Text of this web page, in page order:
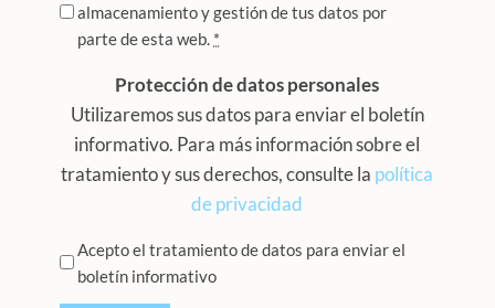
*
almacenamiento y gestión de tus datos por
parte de esta web. *
Protección de datos personales
Utilizaremos sus datos para enviar el boletín
informativo. Para más información sobre el
tratamiento y sus derechos, consulte la política
de privacidad
Privacidad
Acepto el tratamiento de datos para enviar el
boletín informativo